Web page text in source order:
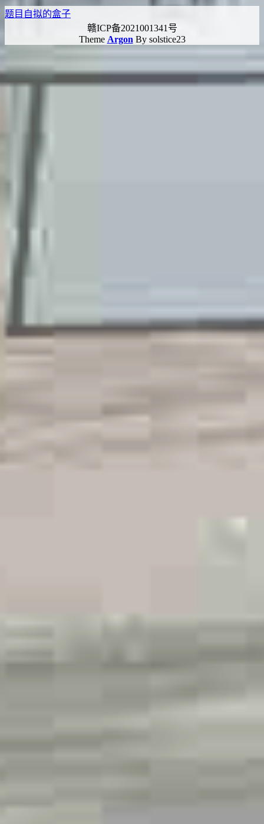
题目自拟的盒子
赣ICP备2021001341号
Theme Argon By solstice23